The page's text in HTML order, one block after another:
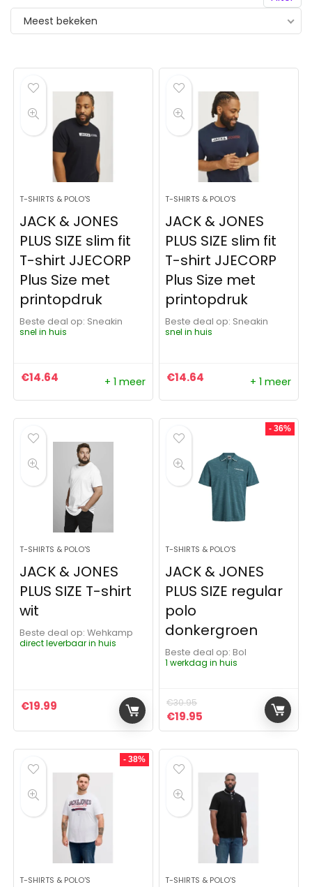
Meest bekeken
T-SHIRTS & POLO'S
JACK & JONES
PLUS SIZE slim fit
T-shirt JJECORP
Plus Size met
printopdruk
Beste deal op:
Sneakin
snel in huis
€14.64 + 1 meer
T-SHIRTS & POLO'S
JACK & JONES
PLUS SIZE slim fit
T-shirt JJECORP
Plus Size met
printopdruk
Beste deal op:
Sneakin
snel in huis
€14.64 + 1 meer
T-SHIRTS & POLO'S
JACK & JONES
PLUS SIZE T-shirt
wit
Beste deal op:
Wehkamp
direct leverbaar in huis
€19.99
- 36%
T-SHIRTS & POLO'S
JACK & JONES
PLUS SIZE regular
polo
donkergroen
Beste deal op:
Bol
1 werkdag in huis
€30.95
Oorspronkelijke prijs
€19.95 Huidige prijs is:
- 38%
T-SHIRTS & POLO'S T-SHIRTS & POLO'S